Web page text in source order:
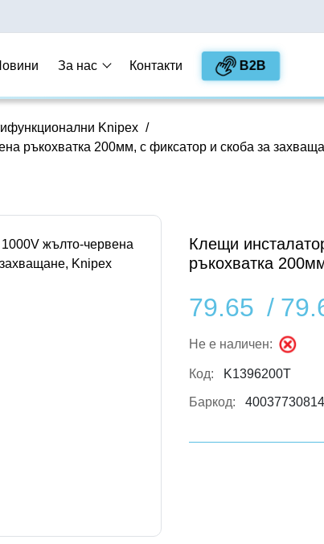
За нас Контакти B2B
/
Knipex
ръкохватка 200мм, с фиксатор и скоба за
Клещи
ръкохватка
/
79.65
Не е наличен:
Код: K1396200T
Баркод: